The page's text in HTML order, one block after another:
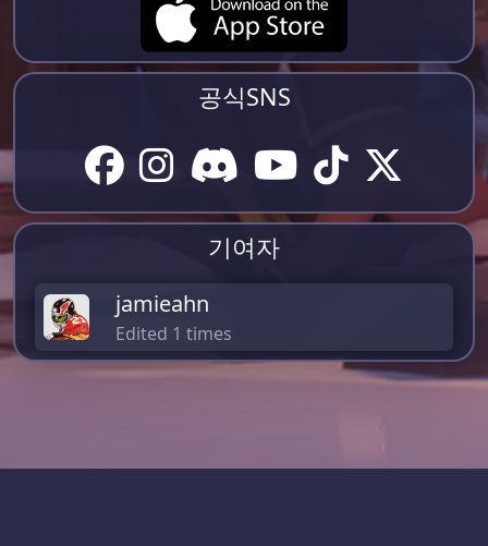
공식SNS
기여자
jamieahn
Edited 1 times